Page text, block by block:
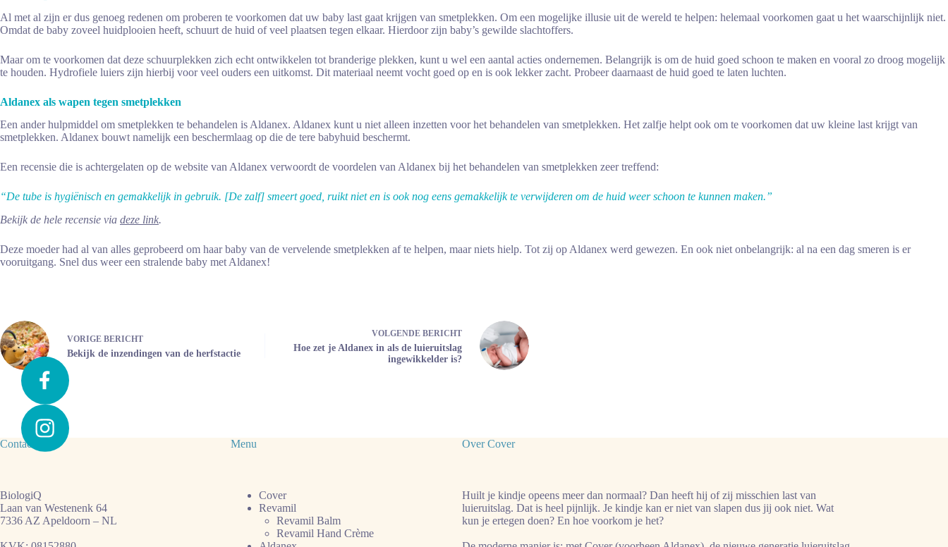
Al met al zijn er dus genoeg redenen om proberen te voorkomen dat uw baby last gaat krijgen van smetplekken. Om een mogelijke illusie uit de wereld te helpen: helemaal voorkomen gaat u het waarschijnlijk niet.
Omdat de baby zoveel huidplooien heeft, schuurt de huid of veel plaatsen tegen elkaar. Hierdoor zijn baby’s gewilde slachtoffers.
Maar om te voorkomen dat deze schuurplekken zich echt ontwikkelen tot branderige plekken, kunt u wel een aantal acties ondernemen. Belangrijk is om de huid goed schoon te maken en vooral zo droog mogelijk
te houden. Hydrofiele luiers zijn hierbij voor veel ouders een uitkomst. Dit materiaal neemt vocht goed op en is ook lekker zacht. Probeer daarnaast de huid goed te laten luchten.
Aldanex als wapen tegen smetplekken
Een ander hulpmiddel om smetplekken te behandelen is Aldanex. Aldanex kunt u niet alleen inzetten voor het behandelen van smetplekken. Het zalfje helpt ook om te voorkomen dat uw kleine last krijgt van
smetplekken. Aldanex bouwt namelijk een beschermlaag op die de tere babyhuid beschermt.
Een recensie die is achtergelaten op de website van Aldanex verwoordt de voordelen van Aldanex bij het behandelen van smetplekken zeer treffend:
“De tube is hygiënisch en gemakkelijk in gebruik. [De zalf] smeert goed, ruikt niet en is ook nog eens gemakkelijk te verwijderen om de huid weer schoon te kunnen maken.”
Bekijk de hele recensie via deze link.
Deze moeder had al van alles geprobeerd om haar baby van de vervelende smetplekken af te helpen, maar niets hielp. Tot zij op Aldanex werd gewezen. En ook niet onbelangrijk: al na een dag smeren is er
vooruitgang. Snel dus weer een stralende baby met Aldanex!
VORIGE BERICHT
Bekijk de inzendingen van de herfstactie
VOLGENDE BERICHT
Hoe zet je Aldanex in als de luieruitslag
ingewikkelder is?
Contact
BiologiQ
Laan van Westenenk 64
7336 AZ Apeldoorn – NL
Menu
Cover
Revamil
Revamil Balm
Revamil Hand Crème
Over Cover
Huilt je kindje opeens meer dan normaal? Dan heeft hij of zij misschien last van
luieruitslag. Dat is heel pijnlijk. Je kindje kan er niet van slapen dus jij ook niet. Wat
kun je ertegen doen? En hoe voorkom je het?